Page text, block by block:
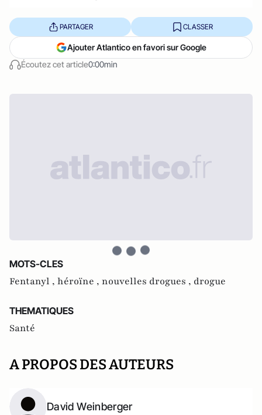
Écoutez cet article0:00min
PARTAGER CLASSER
Ajouter Atlantico en favori sur Google
MOTS-CLES
Fentanyl , héroïne , nouvelles drogues , drogue
THEMATIQUES
Santé
A PROPOS DES AUTEURS
David Weinberger